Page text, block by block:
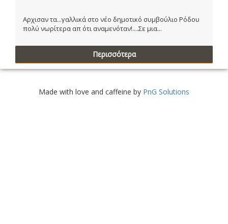
Αρχισαν τα...γαλλικά στο νέο δημοτικό συμβούλιο Ρόδου
πολύ νωρίτερα απ ότι αναμενόταν!....Σε μια...
Περισσότερα
Made with love and caffeine by PnG Solutions